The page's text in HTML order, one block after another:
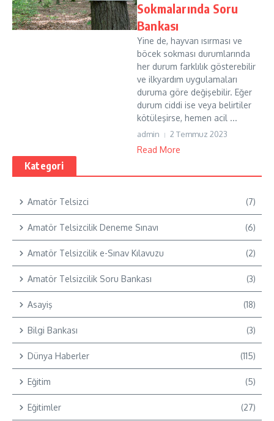
Sokmalarında Soru
Bankası
Yine de, hayvan ısırması ve
böcek sokması durumlarında
her durum farklılık gösterebilir
ve ilkyardım uygulamaları
duruma göre değişebilir. Eğer
durum ciddi ise veya belirtiler
kötüleşirse, hemen acil ...
admin 2 Temmuz 2023
Read More
Kategori
Amatör Telsizci (7)
Amatör Telsizcilik Deneme Sınavı (6)
Amatör Telsizcilik e-Sınav Kılavuzu (2)
Amatör Telsizcilik Soru Bankası (3)
Asayiş (18)
Bilgi Bankası (3)
Dünya Haberler (115)
Eğitim (5)
Eğitimler (27)